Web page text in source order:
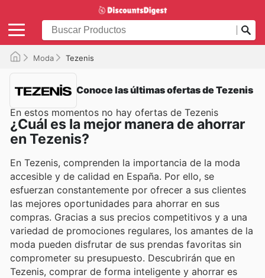
Moda Tezenis
Conoce las últimas ofertas de Tezenis
En estos momentos no hay ofertas de Tezenis
¿Cuál es la mejor manera de ahorrar
en Tezenis?
En Tezenis, comprenden la importancia de la moda
accesible y de calidad en España. Por ello, se
esfuerzan constantemente por ofrecer a sus clientes
las mejores oportunidades para ahorrar en sus
compras. Gracias a sus precios competitivos y a una
variedad de promociones regulares, los amantes de la
moda pueden disfrutar de sus prendas favoritas sin
comprometer su presupuesto. Descubrirán que en
Tezenis, comprar de forma inteligente y ahorrar es